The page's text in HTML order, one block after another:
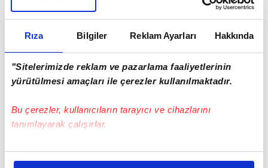
Rıza Bilgiler Reklam Ayarları Hakkında
"Sitelerimizde reklam ve pazarlama faaliyetlerinin
yürütülmesi amaçları ile çerezler kullanılmaktadır.
Bu çerezler, kullanıcıların tarayıcı ve cihazlarını
tanımlayarak çalışırlar.
Bu çerezlere izin vermeniz halinde sizlere özel
Galatasaray Spor